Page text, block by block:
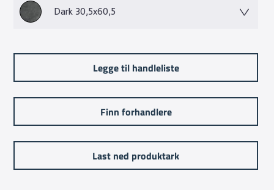
Dark 30,5x60,5
Legge til handleliste
Finn forhandlere
Last ned produktark